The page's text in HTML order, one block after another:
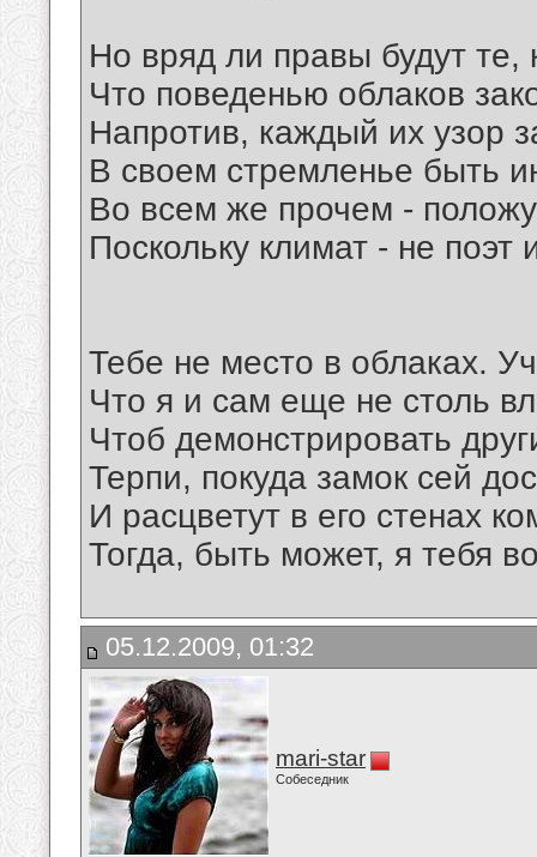
Но вряд ли правы будут те,
Что поведенью облаков
Напротив, каждый их узор
В своем стремленье быть
Во всем же прочем -
Поскольку климат - не поэт
Тебе не место в облаках.
Что я и сам еще не столь
Чтоб демонстрировать
Терпи, покуда замок сей
И расцветут в его стенах
Тогда, быть может, я тебя
05.12.2009, 01:32
mari-star
Собеседник